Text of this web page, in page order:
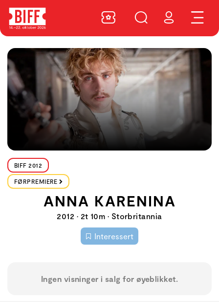
BIFF 2012
FØRPREMIERE
ANNA KARENINA
2012 • 2t 10m • Storbritannia
Interessert
Ingen visninger i salg for øyeblikket.